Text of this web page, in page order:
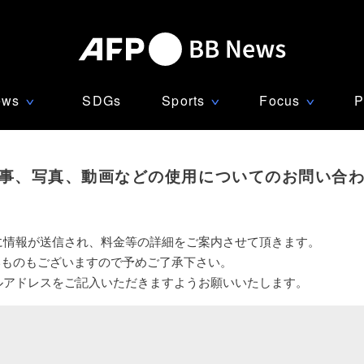
∨ SDGs Sports ∨ Focus ∨
、写真、動画などの使用についてのお問い合
報が送信され、料金等の詳細をご案内させて頂きます。
のもございますので予めご了承下さい。
ドレスをご記入いただきますようお願いいたします。